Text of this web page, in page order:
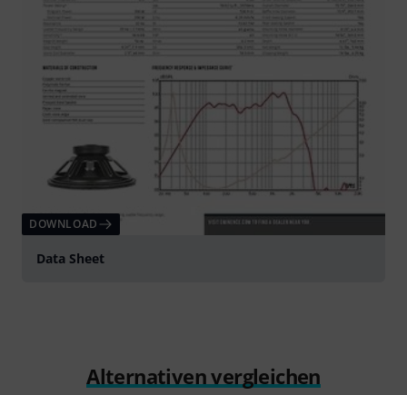
DOWNLOAD
Data Sheet
Alternativen vergleichen